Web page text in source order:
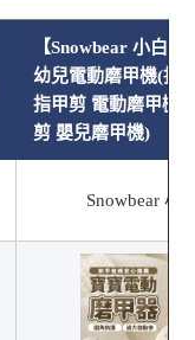
【Snowbear 小白熊
幼兒電動磨甲機(指
指甲剪 電動磨甲機
剪 嬰兒磨甲機)
Snowbear 小